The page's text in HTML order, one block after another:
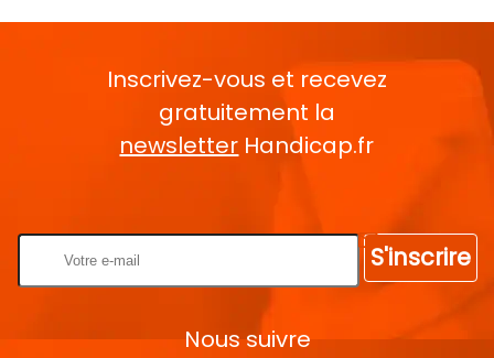
Inscrivez-vous et recevez
gratuitement la
newsletter Handicap.fr
S'inscrire
Nous suivre